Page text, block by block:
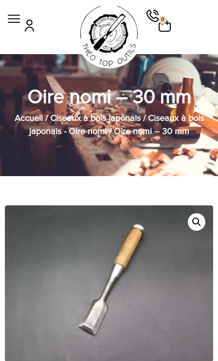
0
Oire nomi – 30 mm
Accueil/Ciseaux à bois japonais/ Ciseaux à bois
japonais - Oire nomi/ Oire nomi – 30 mm